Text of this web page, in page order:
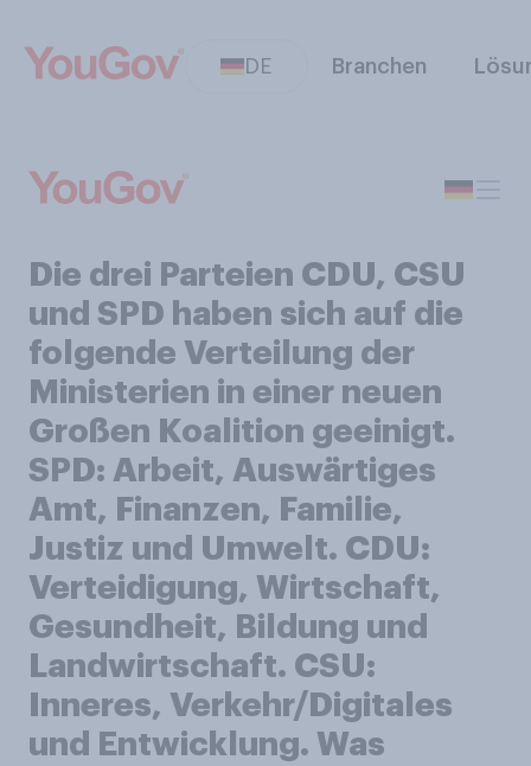
DE Branchen
Die drei Parteien CDU, CSU
und SPD haben sich auf die
folgende Verteilung der
Ministerien in einer neuen
Großen Koalition geeinigt.
SPD: Arbeit, Auswärtiges
Amt, Finanzen, Familie,
Justiz und Umwelt. CDU:
Verteidigung, Wirtschaft,
Gesundheit, Bildung und
Landwirtschaft. CSU:
Inneres, Verkehr/Digitales
und Entwicklung. Was